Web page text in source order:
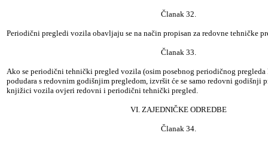
Članak 32.
Periodični pregledi vozila obavljaju se na način propisan za redovne tehničke
Članak 33.
Ako se periodični tehnički pregled vozila (osim posebnog periodičnog
podudara s redovnim godišnjim pregledom, izvršit će se samo redovni godišnji
knjižici vozila ovjeri redovni i periodični tehnički pregled.
VI. ZAJEDNIČKE ODREDBE
Članak 34.